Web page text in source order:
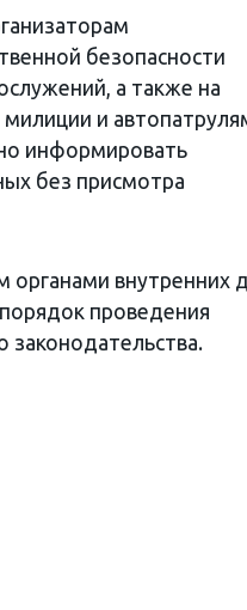
безопасности
а также на
и
информировать
без присмотра
органами внутренних
проведения